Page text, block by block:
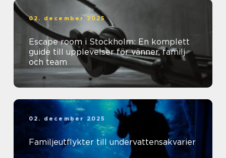
02. december 2025
Escape room i Stockholm: En komplett
guide till upplevelser för vänner, familj
och team
02. december 2025
Familjeutflykter till undervattensakvarier